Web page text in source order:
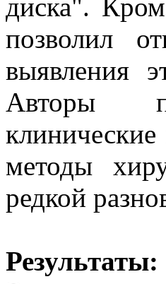
диска".
позволил
выявления
Авторы
методы
редкой
Результаты: